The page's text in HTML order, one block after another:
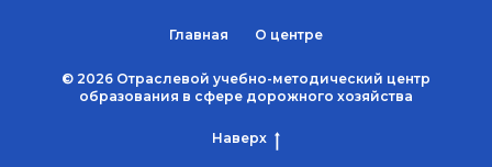
Главная О центре
© 2026 Отраслевой учебно-методический центр
образования в сфере дорожного хозяйства
Наверх